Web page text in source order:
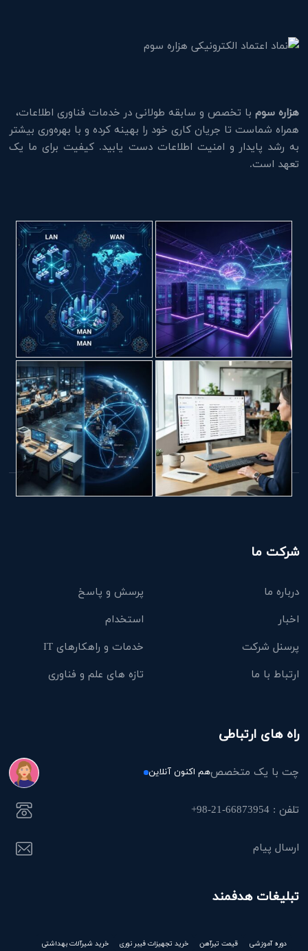
هزاره سوم با تخصص و سابقه طولانی در خدمات فناوری اطلاعات،
همراه شماست تا جریان کاری خود را بهینه کرده و با بهره‌وری بیشتر
به رشد پایدار و امنیت اطلاعات دست یابید. کیفیت برای ما یک
تعهد است.
شرکت ما
درباره ما
پرسش و پاسخ
اخبار
استخدام
پرسنل شرکت
خدمات و راهکارهای IT
ارتباط با ما
تازه های علم و فناوری
راه های ارتباطی
چت با یک متخصصهم اکنون آنلاین
تلفن : 66873954-21-98+
ارسال پیام
تبلیغات هدفمند
دوره آموزشی قیمت تیرآهن خرید تجهیزات فیبر نوری خرید شیرآلات بهداشتی